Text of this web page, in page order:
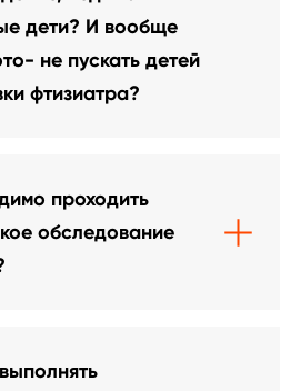
дети? И вообще
не пускать детей
фтизиатра?
проходить
обследование